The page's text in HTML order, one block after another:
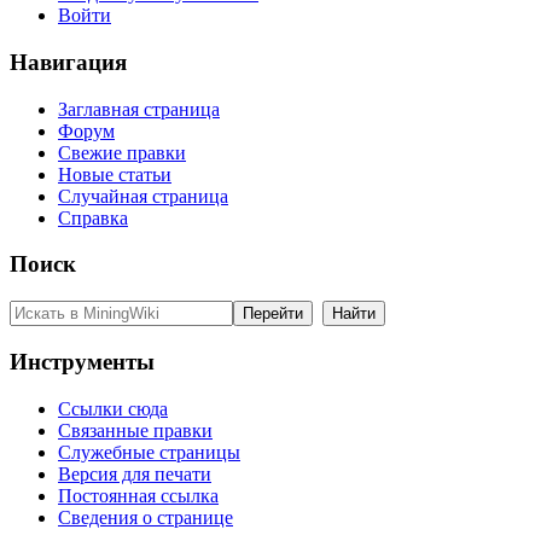
Войти
Навигация
Заглавная страница
Форум
Свежие правки
Новые статьи
Случайная страница
Справка
Поиск
Инструменты
Ссылки сюда
Связанные правки
Служебные страницы
Версия для печати
Постоянная ссылка
Сведения о странице